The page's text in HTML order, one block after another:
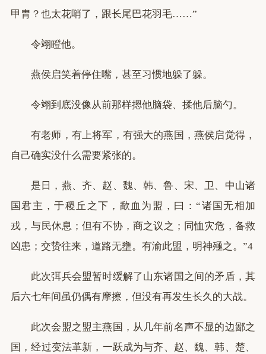
甲胄？也太花哨了，跟长尾巴花羽毛……”
令翊瞪他。
燕侯启笑着停住嘴，甚至习惯地躲了躲。
令翊到底没像从前那样摁他脑袋、揉他后脑勺。
有老师，有上将军，有强大的燕国，燕侯启觉得，
自己确实没什么需要紧张的。
是日，燕、齐、赵、魏、韩、鲁、宋、卫、中山诸
国君主，于稷丘之下，歃血为盟，曰：“诸国无相加
戎，与民休息；但有不协，商之议之；同恤灾危，备救
凶患；交贽往来，道路无壅。有渝此盟，明神殛之。”4
此次弭兵会盟暂时缓解了山东诸国之间的矛盾，其
后六七年间虽仍偶有摩擦，但没有再发生长久的大战。
此次会盟之盟主燕国，从几年前名声不显的边鄙之
国，经过变法革新，一跃成为与齐、赵、魏、韩、楚、